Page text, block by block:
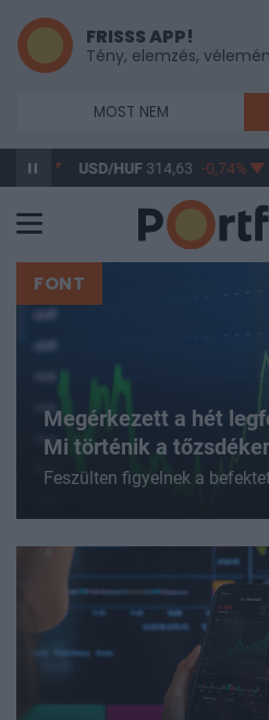
FRISSS APP!
Tény, elemzés,
MOST NEM
USD/HUF 314,63 -0,74% BITCOIN
FONT
Megérkezett a hét
Mi történik a
Feszülten figyelnek a